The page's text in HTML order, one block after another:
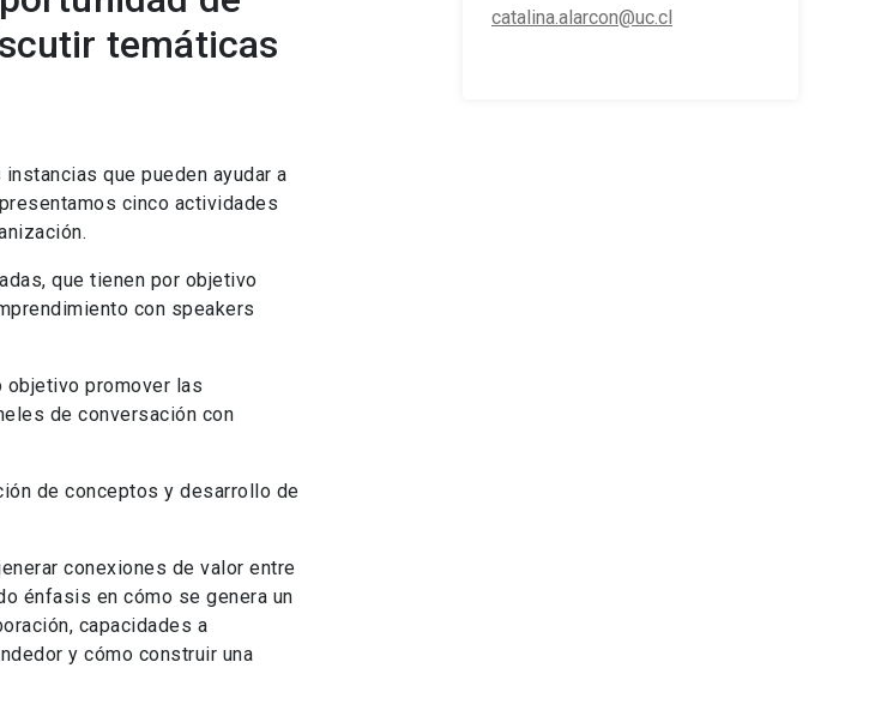
temáticas
que pueden ayudar a
cinco actividades
que tienen por objetivo
con speakers
objetivo promover las
de conversación con
de conceptos y desarrollo de
conexiones de valor entre
énfasis en cómo se genera un
capacidades a
y cómo construir una
catalina.alarcon@uc.cl